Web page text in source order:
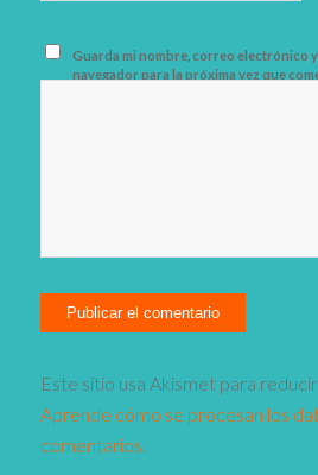
Guarda mi nombre, correo electrónico
navegador para la próxima vez que
Este sitio usa Akismet para
Aprende cómo se procesan los
comentarios.